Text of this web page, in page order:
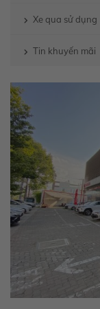
Xe qua sử dụng
Tin khuyến mãi